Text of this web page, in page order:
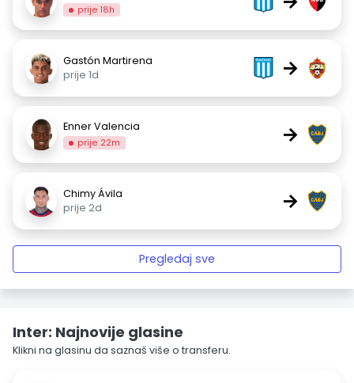
prije 18h
Gastón Martirena
prije 1d
→
Enner Valencia
prije 22m →
Chimy Ávila
prije 2d
→
Pregledaj sve
Inter: Najnovije glasine
Klikni na glasinu da saznaš više o transferu.